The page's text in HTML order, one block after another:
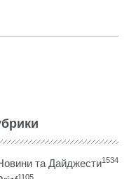
та Дайджести1534
1105